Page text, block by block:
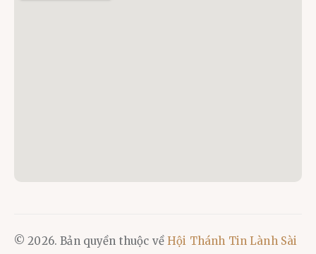
© 2026. Bản quyền thuộc về Hội Thánh Tin Lành Sài